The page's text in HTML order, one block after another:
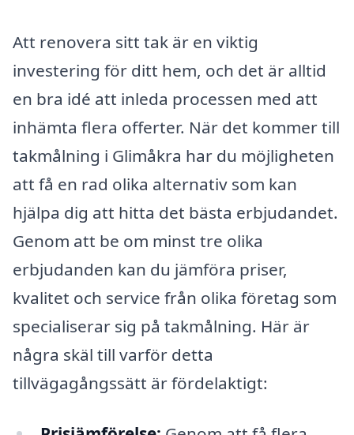
Att renovera sitt tak är en viktig
investering för ditt hem, och det är alltid
en bra idé att inleda processen med att
inhämta flera offerter. När det kommer till
takmålning i Glimåkra har du möjligheten
att få en rad olika alternativ som kan
hjälpa dig att hitta det bästa erbjudandet.
Genom att be om minst tre olika
erbjudanden kan du jämföra priser,
kvalitet och service från olika företag som
specialiserar sig på takmålning. Här är
några skäl till varför detta
tillvägagångssätt är fördelaktigt: